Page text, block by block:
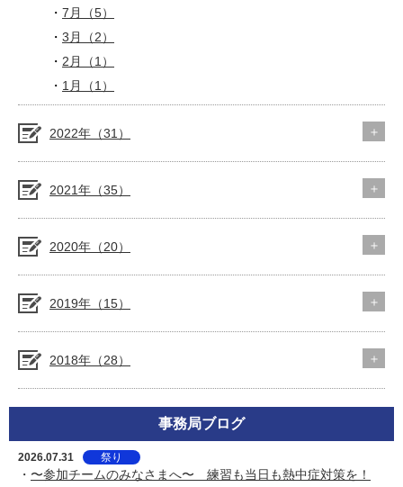
7月（5）
3月（2）
2月（1）
1月（1）
2022年（31）
2021年（35）
2020年（20）
2019年（15）
2018年（28）
事務局ブログ
2026.07.31 祭り
・ 〜参加チームのみなさまへ〜 練習も当日も熱中症対策を！